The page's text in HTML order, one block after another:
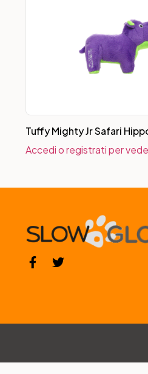
Tuffy Mighty Jr Safari
Accedi o registrati per